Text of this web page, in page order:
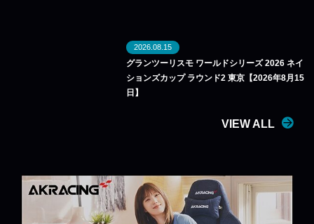
2026.08.15
グランツーリスモ ワールドシリーズ 2026 ネイ
ションズカップ ラウンド2 東京【2026年8月15
日】
VIEW ALL